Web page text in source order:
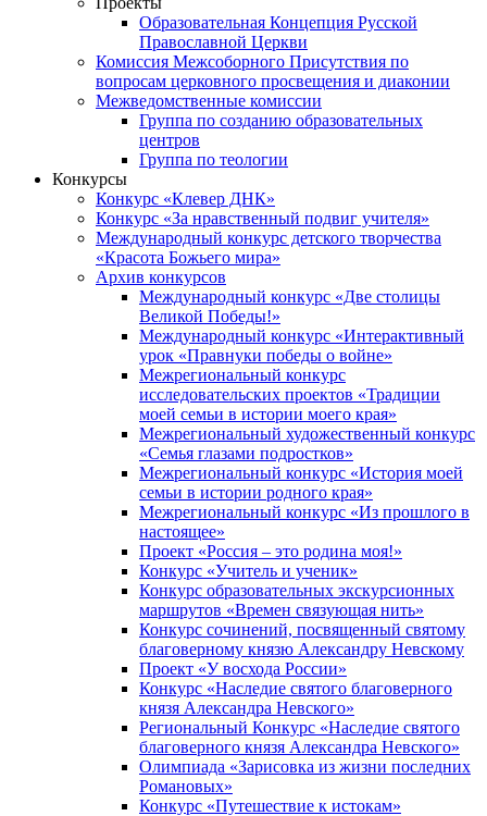
Образовательная Концепция Русской
Православной Церкви
Комиссия Межсоборного Присутствия по
вопросам церковного просвещения и диаконии
Межведомственные комиссии
Группа по созданию образовательных
центров
Группа по теологии
Конкурсы
Конкурс «Клевер ДНК»
Конкурс «За нравственный подвиг учителя»
Международный конкурс детского творчества
«Красота Божьего мира»
Архив конкурсов
Международный конкурс «Две столицы
Великой Победы!»
Международный конкурс «Интерактивный
урок «Правнуки победы о войне»
Межрегиональный конкурс
исследовательских проектов «Традиции
моей семьи в истории моего края»
Межрегиональный художественный конкурс
«Семья глазами подростков»
Межрегиональный конкурс «История моей
семьи в истории родного края»
Межрегиональный конкурс «Из прошлого в
настоящее»
Проект «Россия – это родина моя!»
Конкурс «Учитель и ученик»
Конкурс образовательных экскурсионных
маршрутов «Времен связующая нить»
Конкурс сочинений, посвященный святому
благоверному князю Александру Невскому
Проект «У восхода России»
Конкурс «Наследие святого благоверного
князя Александра Невского»
Региональный Конкурс «Наследие святого
благоверного князя Александра Невского»
Олимпиада «Зарисовка из жизни последних
Романовых»
Конкурс «Путешествие к истокам»